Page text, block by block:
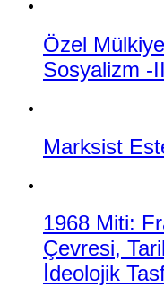
Özel
Sosyalizm -
Marksist
1968 Miti:
Çevresi,
İdeolojik